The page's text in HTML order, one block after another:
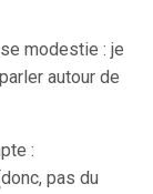
modestie : je
autour de
:
pas du